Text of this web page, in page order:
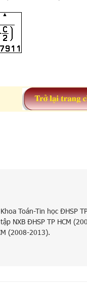
Toán-Tin học ĐHSP
NXB ĐHSP TP HCM
(2008-2013).